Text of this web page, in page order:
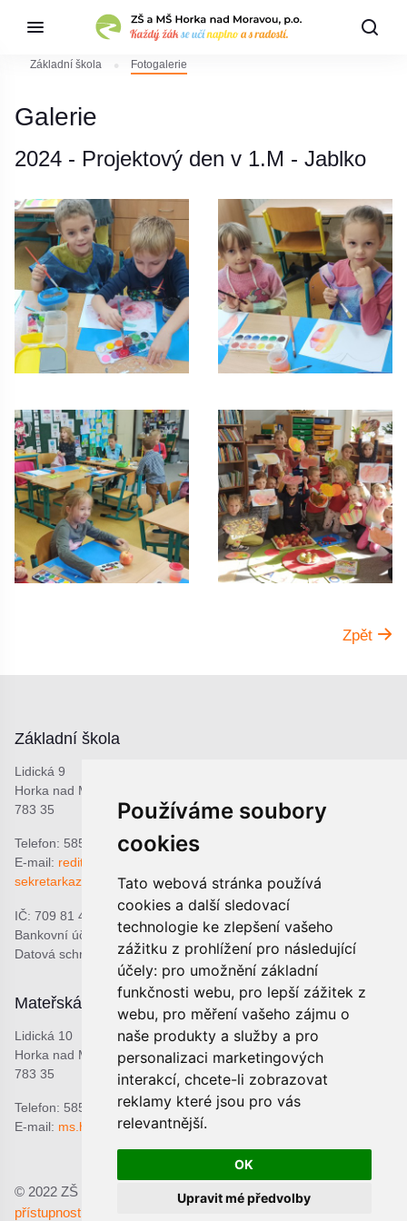
Používáme soubory
cookies
Tato webová stránka používá
cookies a další sledovací
technologie ke zlepšení vašeho
zážitku z prohlížení pro následující
účely: pro umožnění základní
funkčnosti webu, pro lepší zážitek z
webu, pro měření vašeho zájmu o
naše produkty a služby a pro
personalizaci marketingových
interakcí, chcete-li zobrazovat
reklamy které jsou pro vás
relevantnější.
OK
Upravit mé předvolby
Základní škola Fotogalerie
Galerie
2024 - Projektový den v 1.M - Jablko
Zpět
Základní škola
Lidická 9
Horka nad Moravou
783 35
Telefon: 585 378 047
E-mail: reditel@zshorka.cz
sekretarkazshorka@seznam.cz
IČ: 709 81 493
Bankovní účet: 1809609309/0800
Datová schránka: bjema48
Mateřská škola
Lidická 10
Horka nad Moravou
783 35
Telefon: 585 378 068
E-mail: ms.horka@seznam.cz
Školní jídelna
Lidická 9
Horka nad Moravou
783 35
Telefon: 601 537 678
© 2022 ZŠ a MŠ Horka nad Moravou, p.o.; Prohlášení o
přístupnosti